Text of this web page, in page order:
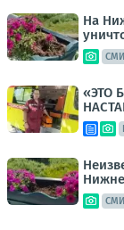
На
СМИ
«ЭТО
СМИ